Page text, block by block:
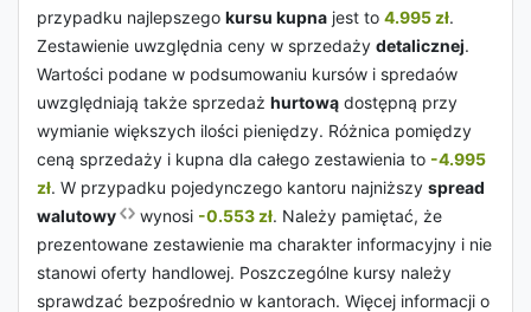
przypadku najlepszego kursu kupna jest to 4.995 zł.
Zestawienie uwzględnia ceny w sprzedaży detalicznej.
Wartości podane w podsumowaniu kursów i spredaów
uwzględniają także sprzedaż hurtową dostępną przy
wymianie większych ilości pieniędzy. Różnica pomiędzy
ceną sprzedaży i kupna dla całego zestawienia to -4.995
zł. W przypadku pojedynczego kantoru najniższy spread
walutowy
wynosi -0.553 zł. Należy pamiętać, że
prezentowane zestawienie ma charakter informacyjny i nie
stanowi oferty handlowej. Poszczególne kursy należy
sprawdzać bezpośrednio w kantorach. Więcej informacji o